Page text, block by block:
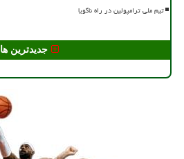
تیم ملی ترامپولین در راه ناگویا
جدیدترین ها